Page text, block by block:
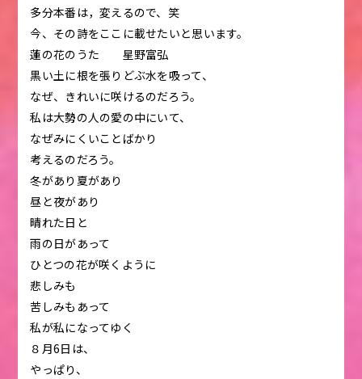
多分本番は，変えるので、笑
今、その詩をここに載せたいと思います。
蓮の花のうた 星野富弘
黒い土に根を張りどぶ水を吸って、
なぜ、きれいに咲けるのだろう。
私は大勢の人の愛の中にいて、
なぜみにくいことばかり
考えるのだろう。
冬があり夏があり
昼と夜があり
晴れた日と
雨の日があって
ひとつの花が咲くように
悲しみも
苦しみもあって
私が私になってゆく
８月6日は、
やっぱり、